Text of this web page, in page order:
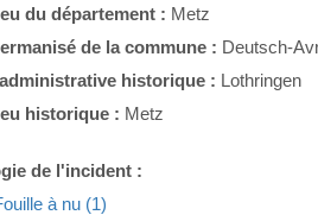
du département : Metz
de la commune : Deutsch-
historique : Lothringen
historique : Metz
de l'incident :
à nu (1)